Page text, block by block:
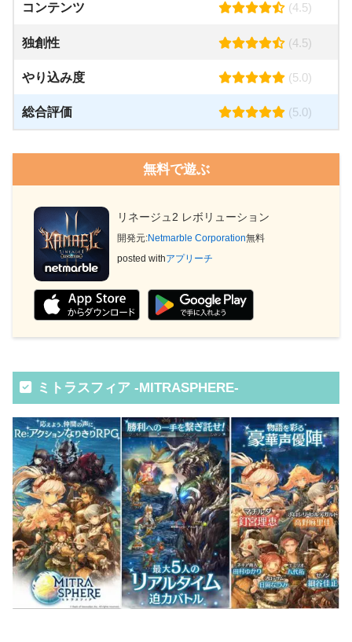
コンテンツ (4.5)
独創性 (4.5)
やり込み度 (5.0)
総合評価 (5.0)
無料で遊ぶ
リネージュ2 レボリューション
開発元:Netmarble Corporation無料
posted withアプリーチ
ミトラスフィア -MITRASPHERE-